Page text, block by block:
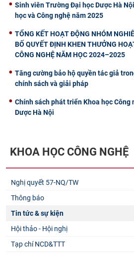
Sinh viên Trường Đại học Dược Hà
học và Công nghệ năm 2025
TỔNG KẾT HOẠT ĐỘNG NHÓM
BỐ QUYẾT ĐỊNH KHEN THƯỞNG
CÔNG NGHỆ NĂM HỌC 2024–2025
Tăng cường bảo hộ quyền tác giả
chính sách và giải pháp
Chính sách phát triển Khoa học
Dược Hà Nội
KHOA HỌC CÔNG NGHỆ
Nghị quyết 57-NQ/TW
Thông báo
Tin tức & sự kiện
Hội thảo - Hội nghị
Tạp chí NCD&TTT